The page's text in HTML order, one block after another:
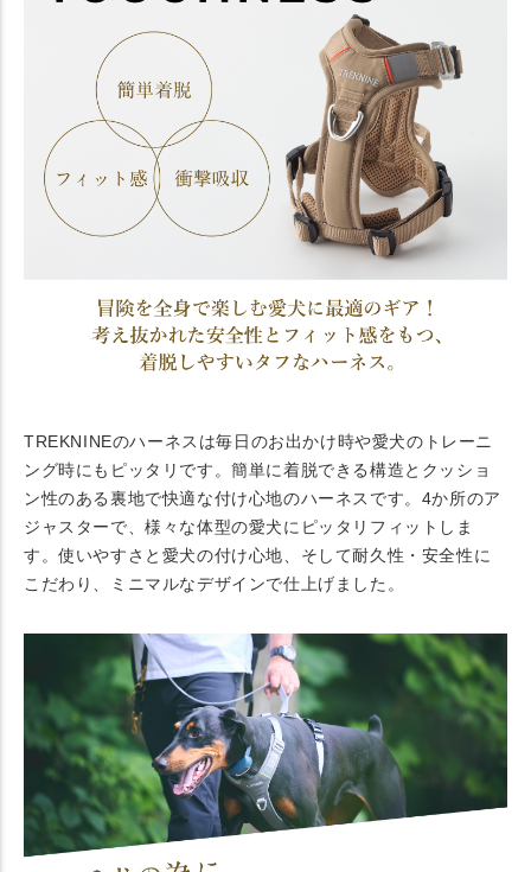
TREKNINEのハーネスは毎日のお出かけ時や愛犬のトレーニ
ング時にもピッタリです。簡単に着脱できる構造とクッショ
ン性のある裏地で快適な付け心地のハーネスです。4か所のア
ジャスターで、様々な体型の愛犬にピッタリフィットしま
す。使いやすさと愛犬の付け心地、そして耐久性・安全性に
こだわり、ミニマルなデザインで仕上げました。